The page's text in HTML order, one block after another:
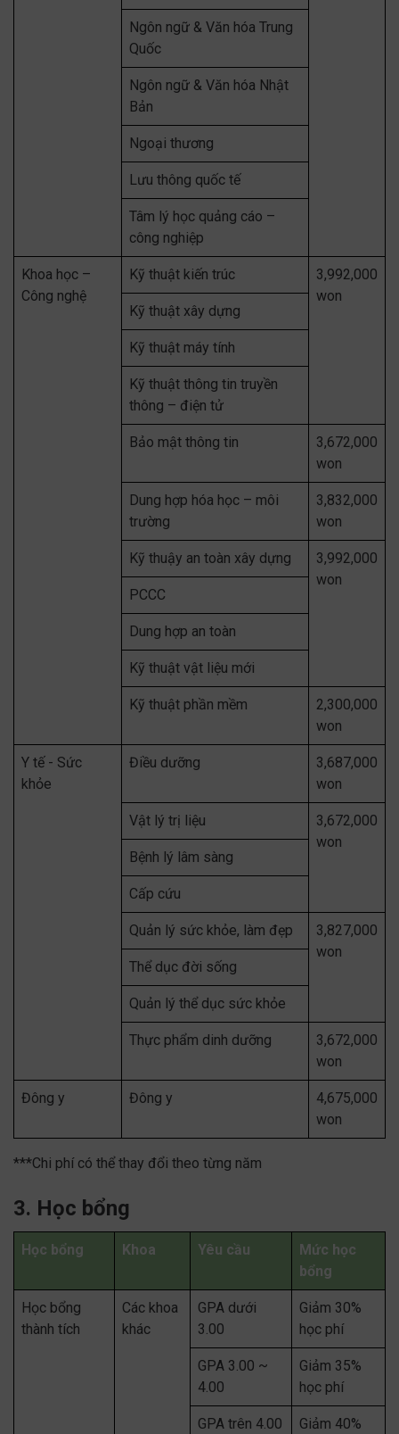
Ngôn ngữ & Văn hóa Trung
Quốc
Ngôn ngữ & Văn hóa Nhật
Bản
Ngoại thương
Lưu thông quốc tế
Tâm lý học quảng cáo –
công nghiệp
Khoa học –
Công nghệ
Kỹ thuật kiến trúc
3,992,000
won
Kỹ thuật xây dựng
Kỹ thuật máy tính
Kỹ thuật thông tin truyền
thông – điện tử
Bảo mật thông tin
3,672,000
won
Dung hợp hóa học – môi
trường
3,832,000
won
Kỹ thuậy an toàn xây dựng
3,992,000
won
PCCC
Dung hợp an toàn
Kỹ thuật vật liệu mới
Kỹ thuật phần mềm
2,300,000
won
Y tế - Sức
khỏe
Điều dưỡng
3,687,000
won
Vật lý trị liệu
3,672,000
won
Bệnh lý lâm sàng
Cấp cứu
Quản lý sức khỏe, làm đẹp
3,827,000
won
Thể dục đời sống
Quản lý thể dục sức khỏe
Thực phẩm dinh dưỡng
3,672,000
won
Đông y Đông y
4,675,000
won
***Chi phí có thể thay đổi theo từng năm
3. Học bổng
Học bổng Khoa Yêu cầu
Mức học
bổng
Học bổng
thành tích
Các khoa
khác
GPA dưới
3.00
Giảm 30%
học phí
GPA 3.00 ~
4.00
Giảm 35%
học phí
GPA trên 4.00 Giảm 40%